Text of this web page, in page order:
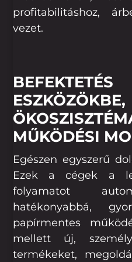
profitabilitáshoz,
vezet.
MŰKÖDÉSI
Egészen egyszerű
Ezek a cégek a
folyamatot
hatékonyabbá,
papírmentes
mellett új,
termékeket,